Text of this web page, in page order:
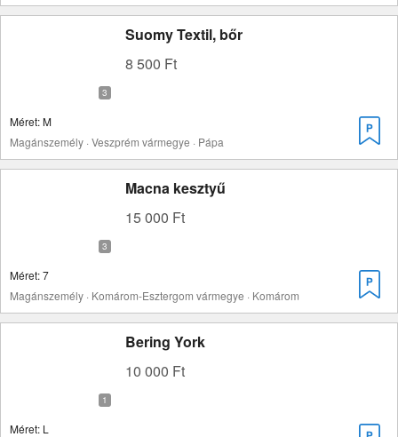
Suomy Textil, bőr
8 500 Ft
Méret: M
Magánszemély · Veszprém vármegye · Pápa
Macna kesztyű
15 000 Ft
Méret: 7
Magánszemély · Komárom-Esztergom vármegye · Komárom
Bering York
10 000 Ft
Méret: L